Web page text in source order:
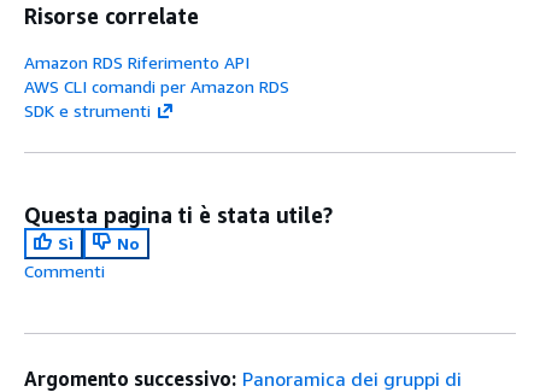
Risorse correlate
Amazon RDS Riferimento API
AWS CLI comandi per Amazon RDS
SDK e strumenti
Questa pagina ti è stata utile?
Sì
No
Commenti
Argomento successivo: Panoramica dei gruppi di